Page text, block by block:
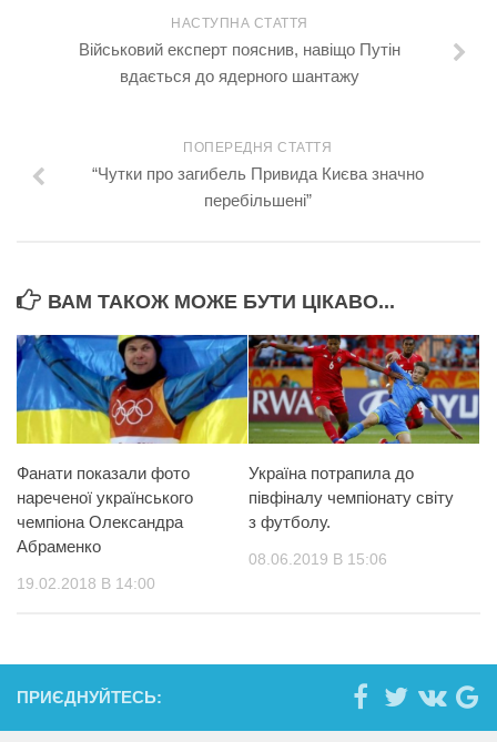
НАСТУПНА СТАТТЯ
Військовий експерт пояснив, навіщо Путін
вдається до ядерного шантажу
ПОПЕРЕДНЯ СТАТТЯ
“Чутки про загибель Привида Києва значно
перебільшені”
ВАМ ТАКОЖ МОЖЕ БУТИ ЦІКАВО...
Фанати показали фото
нареченої українського
чемпіона Олександра
Абраменко
19.02.2018 В 14:00
Україна потрапила до
півфіналу чемпіонату світу
з футболу.
08.06.2019 В 15:06
ПРИЄДНУЙТЕСЬ: